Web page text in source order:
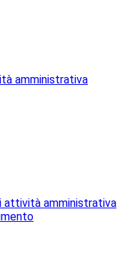
amministrativa
attività amministrativa